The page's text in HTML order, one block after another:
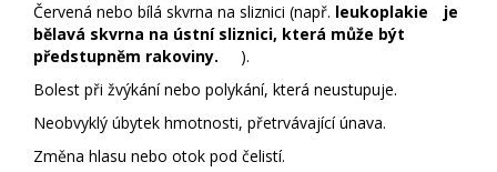
Červená nebo bílá skvrna na sliznici (např. leukoplakie
je
bělavá skvrna na ústní sliznici, která může být
předstupněm rakoviny.
).
Bolest při žvýkání nebo polykání, která neustupuje.
Neobvyklý úbytek hmotnosti, přetrvávající únava.
Změna hlasu nebo otok pod čelistí.